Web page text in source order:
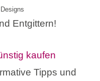
Entgittern!
Tipps und